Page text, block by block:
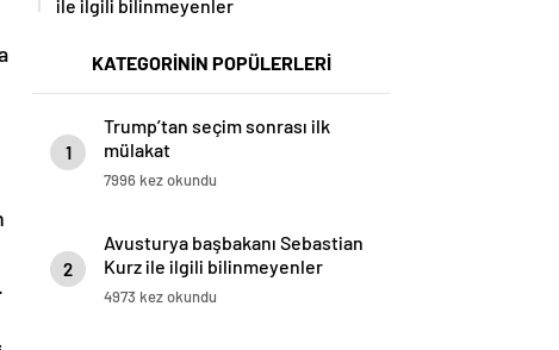
1
mülakat
7996 kez okundu
2
Kurz ile ilgili bilinmeyenler
4973 kez okundu